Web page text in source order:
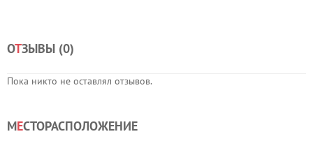
ОТЗЫВЫ (0)
Пока никто не оставлял отзывов.
МЕСТОРАСПОЛОЖЕНИЕ